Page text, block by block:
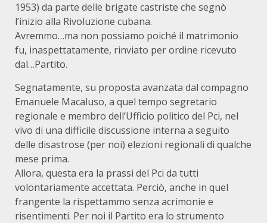
1953) da parte delle brigate castriste che segnò
l’inizio alla Rivoluzione cubana.
Avremmo…ma non possiamo poiché il matrimonio
fu, inaspettatamente, rinviato per ordine ricevuto
dal…Partito.
Segnatamente, su proposta avanzata dal compagno
Emanuele Macaluso, a quel tempo segretario
regionale e membro dell’Ufficio politico del Pci, nel
vivo di una difficile discussione interna a seguito
delle disastrose (per noi) elezioni regionali di qualche
mese prima.
Allora, questa era la prassi del Pci da tutti
volontariamente accettata. Perciò, anche in quel
frangente la rispettammo senza acrimonie e
risentimenti. Per noi il Partito era lo strumento